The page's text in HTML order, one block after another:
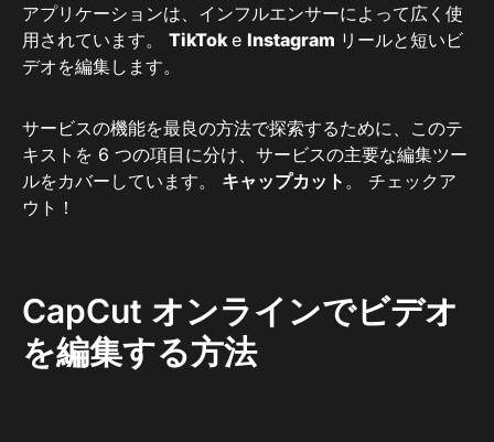
アプリケーションは、インフルエンサーによって広く使
用されています。 TikToke Instagram リールと短いビ
デオを編集します。
サービスの機能を最良の方法で探索するために、このテ
キストを 6 つの項目に分け、サービスの主要な編集ツー
ルをカバーしています。 キャップカット 。 チェックア
ウト！
CapCut オンラインでビデオ
を編集する方法